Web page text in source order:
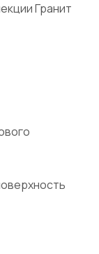
Гранит